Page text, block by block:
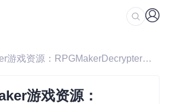
/ 解锁RPG Maker游戏资源：RPGMakerDecrypter全功能解密工具使用指南
游戏资源：